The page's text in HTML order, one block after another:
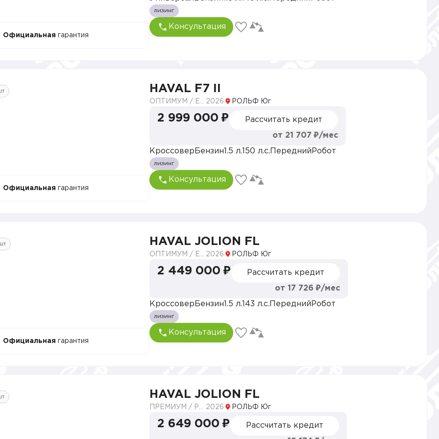
Официальная гарантия
лизинг
Консультация
Официальная гарантия
HAVAL F7 II
2026 РОЛЬФ Юг
2 999 000 ₽ Рассчитать кредит
от 21 707 ₽/мес
Кроссовер Бензин 1.5 л. 150 л.с. Передний Робот
лизинг
Консультация
Официальная гарантия
HAVAL JOLION FL
2026 РОЛЬФ Юг
2 449 000 ₽ Рассчитать кредит
от 17 726 ₽/мес
Кроссовер Бензин 1.5 л. 143 л.с. Передний Робот
лизинг
Консультация
HAVAL JOLION FL
2026 РОЛЬФ Юг
2 649 000 ₽ Рассчитать кредит